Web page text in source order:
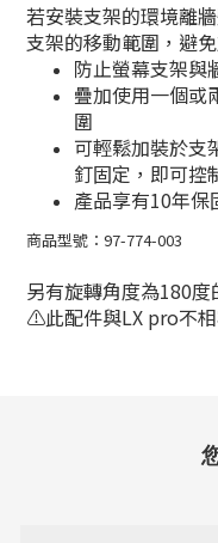
若安裝支架的環境離
支架的移動範圍，避
防止螢幕支架與
疊加使用一個或
圍
可輕鬆加裝於支
釘固定，即可控
產品享有10年保
商品型號： 97-774-003
另有旋轉角度為180度
⚠️此配件與LX pro不相